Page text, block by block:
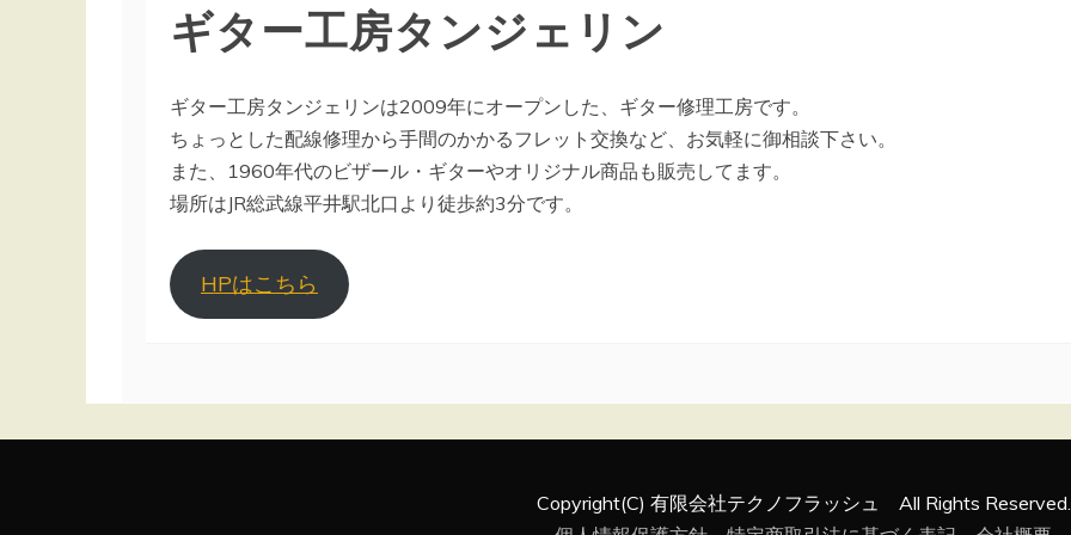
ギター工房タンジェリン
ギター工房タンジェリンは2009年にオープンした、ギター修理工房です。
ちょっとした配線修理から手間のかかるフレット交換など、お気軽に御相談下さい。
また、1960年代のビザール・ギターやオリジナル商品も販売してます。
場所はJR総武線平井駅北口より徒歩約3分です。
HPはこちら
Copyright(C) 有限会社テクノフラッシュ All Rights Reserved.